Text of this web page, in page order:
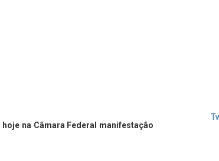
na Câmara Federal manifestação